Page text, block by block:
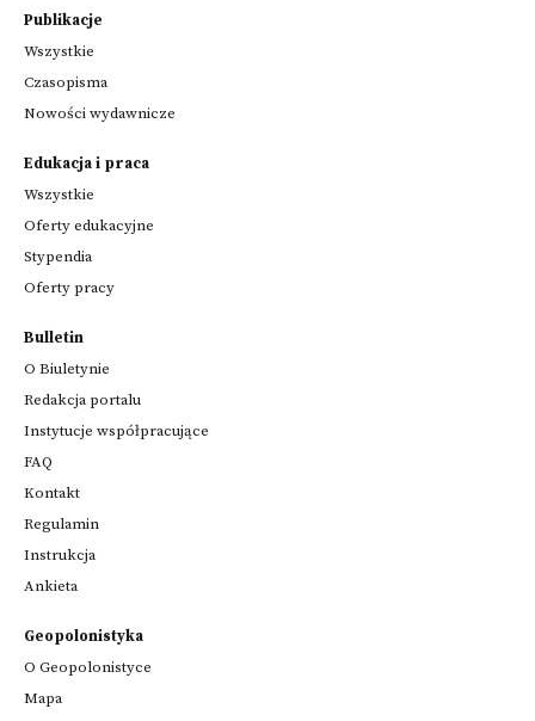
Publikacje
Wszystkie
Czasopisma
Nowości wydawnicze
Edukacja i praca
Wszystkie
Oferty edukacyjne
Stypendia
Oferty pracy
Bulletin
O Biuletynie
Redakcja portalu
Instytucje współpracujące
FAQ
Kontakt
Regulamin
Instrukcja
Ankieta
Geopolonistyka
O Geopolonistyce
Mapa